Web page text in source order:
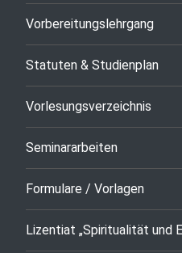
Vorbereitungslehrgang
Statuten & Studienplan
Vorlesungsverzeichnis
Seminararbeiten
Formulare / Vorlagen
Lizentiat „Spiritualität und